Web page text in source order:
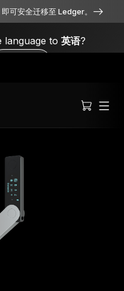
可安全迁移至 Ledger。
language to 英语?